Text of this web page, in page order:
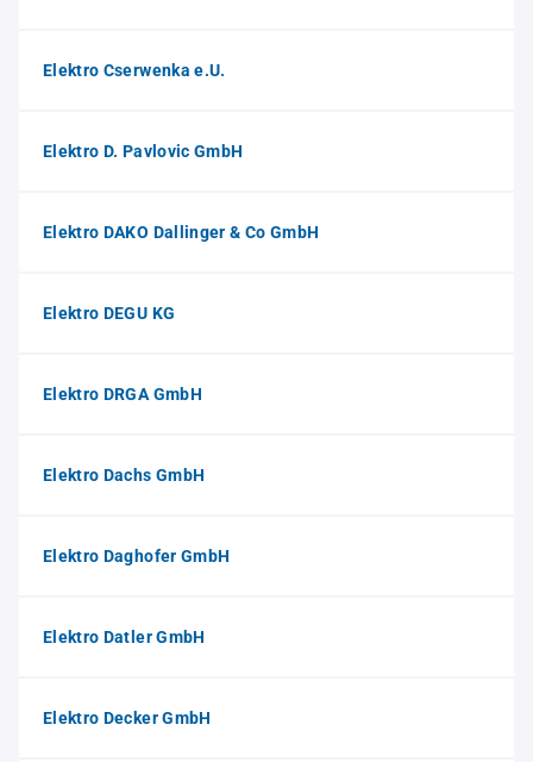
Elektro Cserwenka e.U.
Elektro D. Pavlovic GmbH
Elektro DAKO Dallinger & Co GmbH
Elektro DEGU KG
Elektro DRGA GmbH
Elektro Dachs GmbH
Elektro Daghofer GmbH
Elektro Datler GmbH
Elektro Decker GmbH